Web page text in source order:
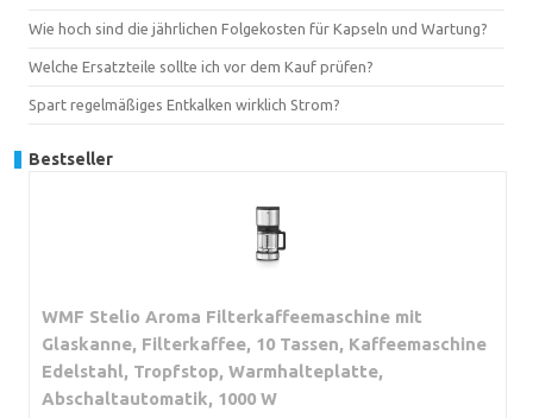
Wie hoch sind die jährlichen Folgekosten für Kapseln und Wartung?
Welche Ersatzteile sollte ich vor dem Kauf prüfen?
Spart regelmäßiges Entkalken wirklich Strom?
Bestseller
WMF Stelio Aroma Filterkaffeemaschine mit
Glaskanne, Filterkaffee, 10 Tassen, Kaffeemaschine
Edelstahl, Tropfstop, Warmhalteplatte,
Abschaltautomatik, 1000 W